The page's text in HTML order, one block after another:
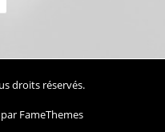
droits réservés.
FameThemes